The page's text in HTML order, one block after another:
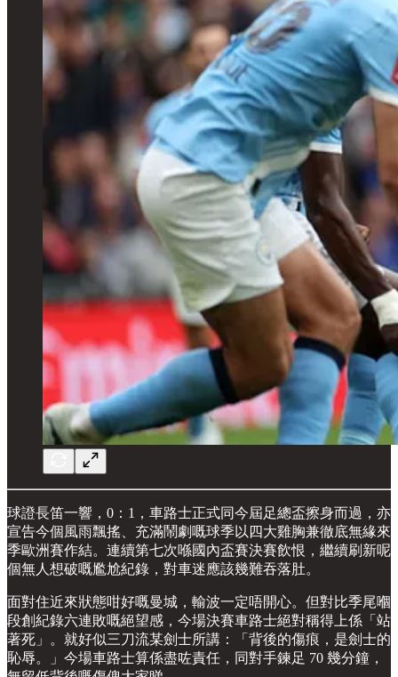
球證長笛一響，0：1，車路士正式同今屆足總盃擦身而過，亦
宣告今個風雨飄搖、充滿鬧劇嘅球季以四大雞胸兼徹底無緣來
季歐洲賽作結。連續第七次喺國內盃賽決賽飲恨，繼續刷新呢
個無人想破嘅尷尬紀錄，對車迷應該幾難吞落肚。
面對住近來狀態咁好嘅曼城，輸波一定唔開心。但對比季尾嗰
段創紀錄六連敗嘅絕望感，今場決賽車路士絕對稱得上係「站
著死」。就好似三刀流某劍士所講：「背後的傷痕，是劍士的
恥辱。」今場車路士算係盡咗責任，同對手鍊足 70 幾分鐘，